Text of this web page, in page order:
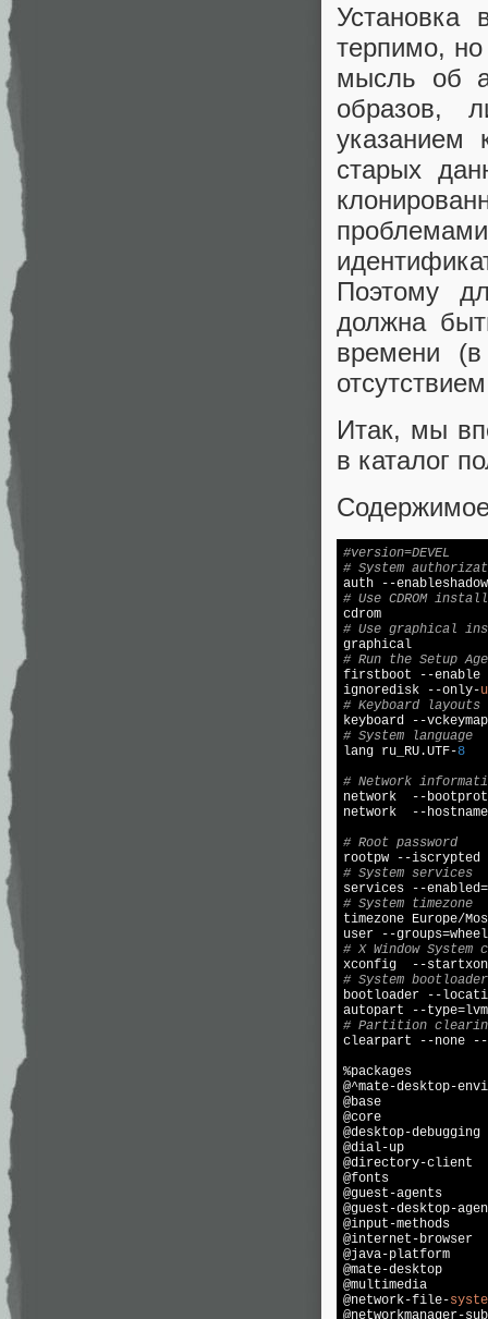
терпимо, но
мысль об
образов,
указанием
старых
Поэтому
должна
времени
Итак, мы
в каталог
#version=DEVEL
# System
# Use CDROM
# Use graphical
# Run the Setup
firstboot --enable
ignoredisk --only-
# Keyboard layouts
keyboard --
# System language
lang ru_RU.UTF-8
# Network
network  --
network  --
# Root password
rootpw --iscrypted
# System services
services --enabled=
# System timezone
timezone Europe/
# X Window
# System
bootloader --
# Partition
clearpart --none
%packages
@^mate-desktop-
@base
@core
@desktop-debugging
@dial-up
@directory-client
@fonts
@guest-agents
@guest-desktop-
@input-methods
@internet-browser
@java-platform
@mate-desktop
@multimedia
@network-file-